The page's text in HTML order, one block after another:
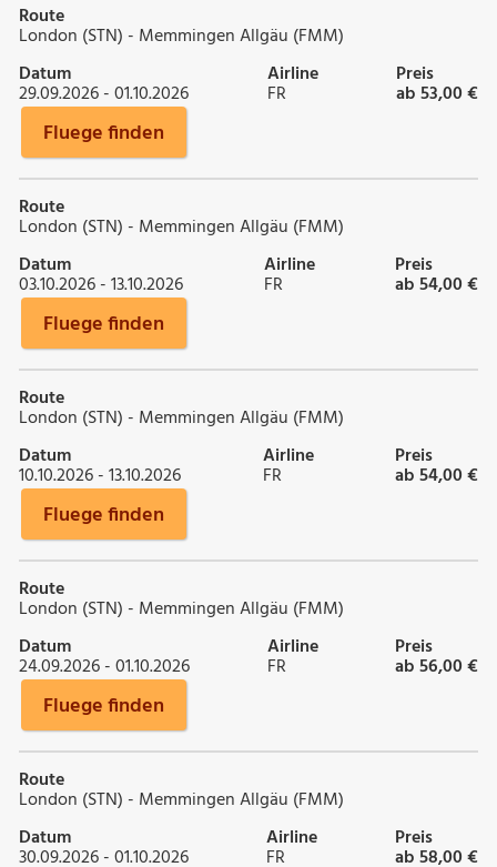
Route
London (STN) - Memmingen Allgäu (FMM)
Datum
29.09.2026 - 01.10.2026
Airline
FR
Preis
ab 53,00 €
Fluege finden
Route
London (STN) - Memmingen Allgäu (FMM)
Datum
03.10.2026 - 13.10.2026
Airline
FR
Preis
ab 54,00 €
Fluege finden
Route
London (STN) - Memmingen Allgäu (FMM)
Datum
10.10.2026 - 13.10.2026
Airline
FR
Preis
ab 54,00 €
Fluege finden
Route
London (STN) - Memmingen Allgäu (FMM)
Datum
24.09.2026 - 01.10.2026
Airline
FR
Preis
ab 56,00 €
Fluege finden
Route
London (STN) - Memmingen Allgäu (FMM)
Datum
30.09.2026 - 01.10.2026
Airline
FR
Preis
ab 58,00 €